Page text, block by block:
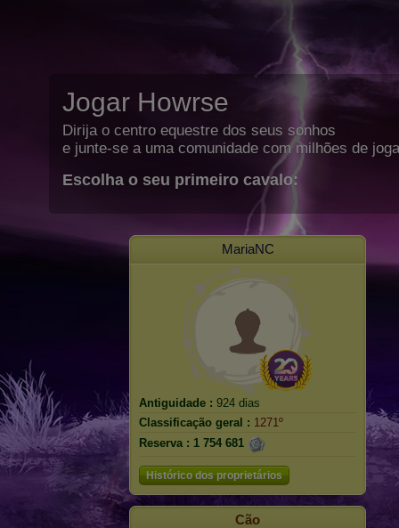
Jogar Howrse
Dirija o centro equestre dos seus sonhos
e junte-se a uma comunidade com milhões de
Escolha o seu primeiro cavalo:
MariaNC
Antiguidade : 924 dias
Classificação geral : 1271º
Reserva : 1 754 681
Histórico dos proprietários
Cão